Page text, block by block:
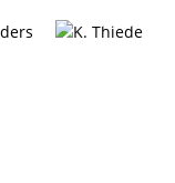
THIEDE, FEBO